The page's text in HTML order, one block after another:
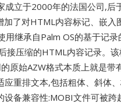
成立于2000年的法国公司,后
了对HTML内容标记、嵌入
用继承自Palm OS的基于记录
接压缩的HTML内容记录。该
原始AZW格式本质上就是带
重排文本,包括粗体、斜体
备兼容性:MOBI文件可被跨